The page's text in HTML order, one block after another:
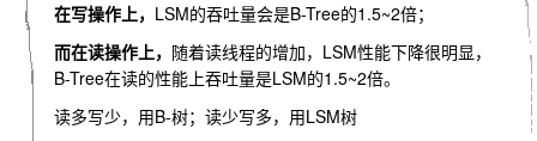
在写操作上， LSM的吞吐量会是B-Tree的1.5~2倍；
而在读操作上， 随着读线程的增加，LSM性能下降很明显，
B-Tree在读的性能上吞吐量是LSM的1.5~2倍。
读多写少，用B-树；读少写多，用LSM树